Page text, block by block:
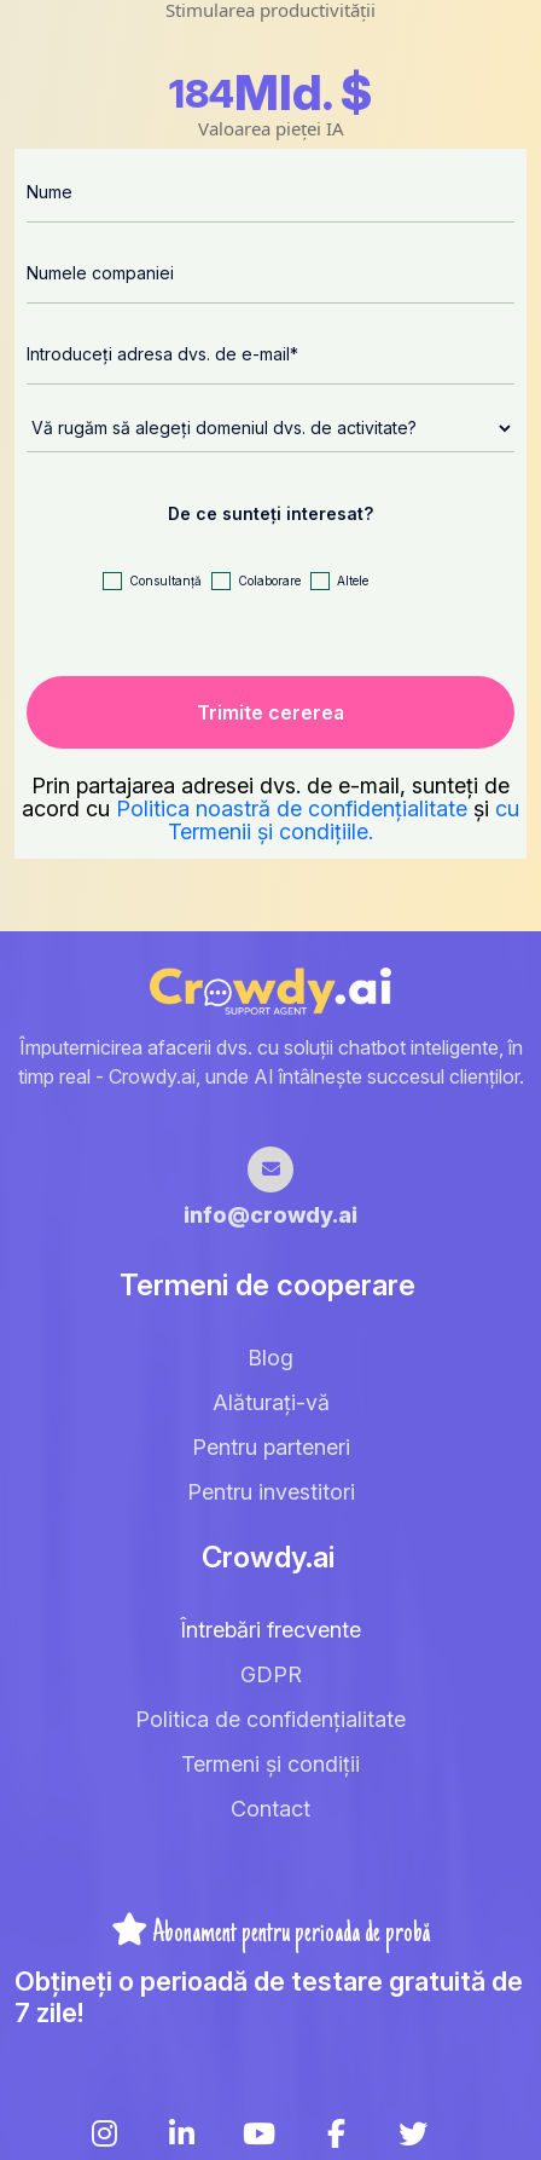
Stimularea productivității
195Mld. $
Valoarea pieței IA
De ce sunteți interesat?
Consultanță Colaborare Altele
Prin partajarea adresei dvs. de e-mail, sunteți de
acord cu Politica noastră de confidențialitate și cu
Termenii și condițiile.
Împuternicirea afacerii dvs. cu soluții chatbot inteligente, în
timp real - Crowdy.ai, unde AI întâlnește succesul clienților.
info@crowdy.ai
Termeni de cooperare
Blog
Alăturați-vă
Pentru parteneri
Pentru investitori
Crowdy.ai
Întrebări frecvente
GDPR
Politica de confidențialitate
Termeni și condiții
Contact
Abonament pentru perioada de probă
Obțineți o perioadă de testare gratuită de
7 zile!